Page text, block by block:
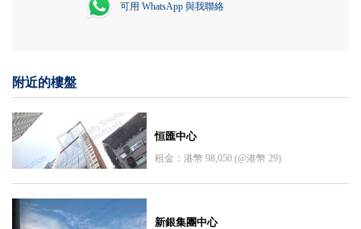
可用 WhatsApp 與我聯絡
附近的樓盤
恒匯中心
租金：港幣 98,050 (@港幣 29)
新銀集團中心